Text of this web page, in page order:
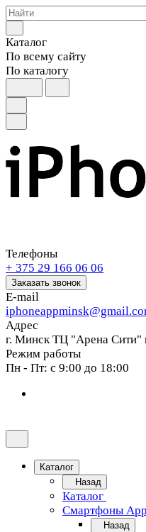
Каталог
По всему сайту
По каталогу
Телефоны
+ 375 29 166 06 06
Заказать звонок
E-mail
Адрес
г. Минск ТЦ "Арена Сити"
Режим работы
Пн - Пт: с 9:00 до 18:00
Каталог
Назад
Каталог
Смартфоны
Назад